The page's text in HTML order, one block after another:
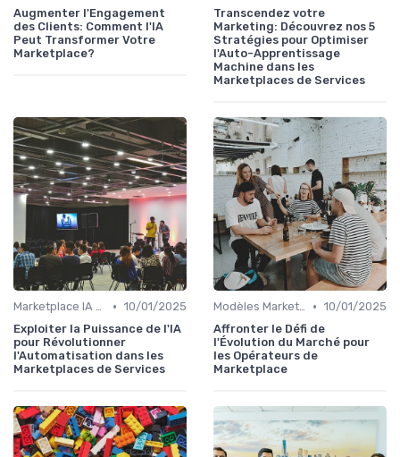
Augmenter l'Engagement
des Clients: Comment l'IA
Peut Transformer Votre
Marketplace?
Transcendez votre
Marketing: Découvrez nos 5
Stratégies pour Optimiser
l'Auto-Apprentissage
Machine dans les
Marketplaces de Services
Marketplace IA et Automatisation • 10/01/2025
Exploiter la Puissance de l'IA
pour Révolutionner
l'Automatisation dans les
Marketplaces de Services
Modèles Marketplace Hybrides • 10/01/2025
Affronter le Défi de
l'Évolution du Marché pour
les Opérateurs de
Marketplace